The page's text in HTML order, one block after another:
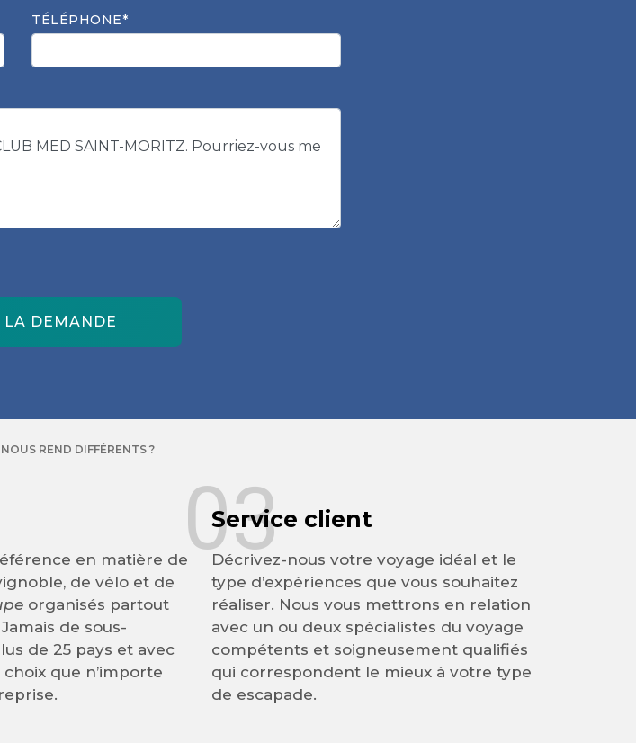
TÉLÉPHONE*
LA DEMANDE
REND DIFFÉRENTS ?
en matière de
de vélo et de
organisés partout
de sous-
de 25 pays et avec
que n’importe
Service client
Décrivez-nous votre voyage idéal et le
type d’expériences que vous souhaitez
réaliser. Nous vous mettrons en relation
avec un ou deux spécialistes du voyage
compétents et soigneusement qualifiés
qui correspondent le mieux à votre type
de escapade.
03